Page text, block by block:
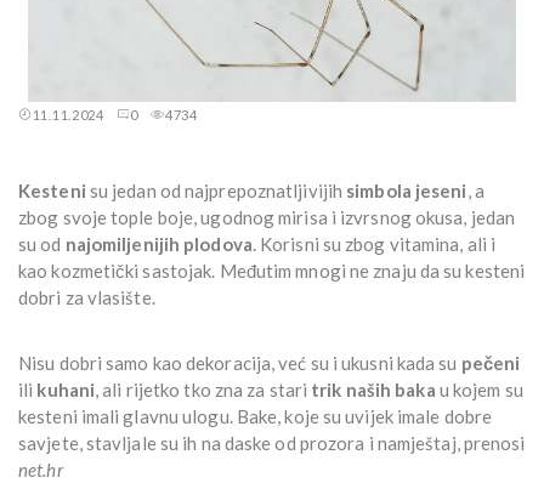
11.11.2024 0 4734
Kesteni su jedan od najprepoznatljivijih simbola jeseni, a
zbog svoje tople boje, ugodnog mirisa i izvrsnog okusa, jedan
su od najomiljenijih plodova. Korisni su zbog vitamina, ali i
kao kozmetički sastojak. Međutim mnogi ne znaju da su kesteni
dobri za vlasište.
Nisu dobri samo kao dekoracija, već su i ukusni kada su pečeni
ili kuhani, ali rijetko tko zna za stari trik naših baka u kojem su
kesteni imali glavnu ulogu. Bake, koje su uvijek imale dobre
savjete, stavljale su ih na daske od prozora i namještaj, prenosi
net.hr